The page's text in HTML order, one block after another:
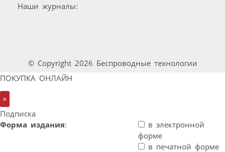
Наши журналы:
© Copyright 2026 Беспроводные технологии
ПОКУПКА ОНЛАЙН
×
Подписка
Форма издания:
в электронной
форме
в печатной форме